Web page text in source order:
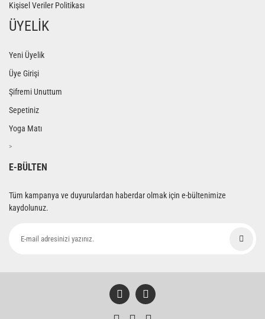
Kişisel Veriler Politikası
ÜYELİK
Yeni Üyelik
Üye Girişi
Şifremi Unuttum
Sepetiniz
Yoga Matı
>
E-BÜLTEN
Tüm kampanya ve duyurulardan haberdar olmak için e-bültenimize
kaydolunuz.